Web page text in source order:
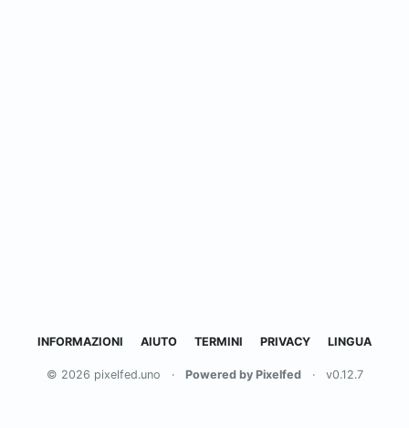
INFORMAZIONI AIUTO TERMINI PRIVACY LINGUA
© 2026 pixelfed.uno · Powered by Pixelfed · v0.12.7